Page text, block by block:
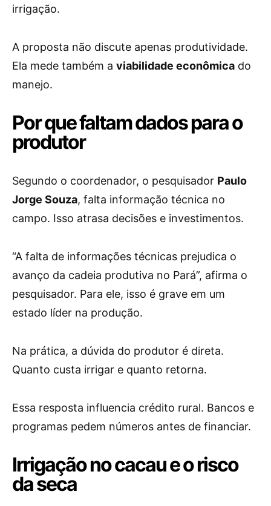
irrigação.
A proposta não discute apenas produtividade.
Ela mede também a viabilidade econômica do
manejo.
Por que faltam dados para o
produtor
Segundo o coordenador, o pesquisador Paulo
Jorge Souza, falta informação técnica no
campo. Isso atrasa decisões e investimentos.
“A falta de informações técnicas prejudica o
avanço da cadeia produtiva no Pará”, afirma o
pesquisador. Para ele, isso é grave em um
estado líder na produção.
Na prática, a dúvida do produtor é direta.
Quanto custa irrigar e quanto retorna.
Essa resposta influencia crédito rural. Bancos e
programas pedem números antes de financiar.
Irrigação no cacau e o risco
da seca